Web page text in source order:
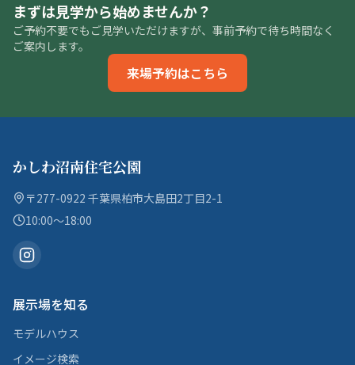
まずは見学から始めませんか？
ご予約不要でもご見学いただけますが、事前予約で待ち時間なく
ご案内します。
来場予約はこちら
かしわ沼南住宅公園
〒277-0922 千葉県柏市大島田2丁目2-1
10:00〜18:00
展示場を知る
モデルハウス
イメージ検索